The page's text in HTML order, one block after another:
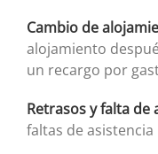
Cambio de
alojamiento
un recargo por
Retrasos y falta de
faltas de